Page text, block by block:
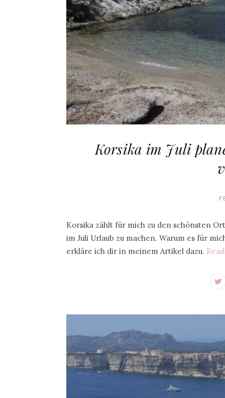
Korsika im Juli
Korsika zählt für mich zu den schönsten
im Juli Urlaub zu machen. Warum es für
erkläre ich dir in meinem Artikel dazu.